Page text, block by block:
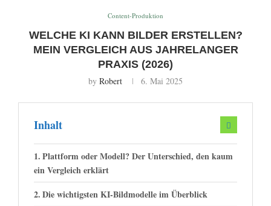
Content-Produktion
WELCHE KI KANN BILDER ERSTELLEN?
MEIN VERGLEICH AUS JAHRELANGER
PRAXIS (2026)
by Robert 6. Mai 2025
Inhalt
Plattform oder Modell? Der Unterschied, den kaum
ein Vergleich erklärt
Die wichtigsten KI-Bildmodelle im Überblick